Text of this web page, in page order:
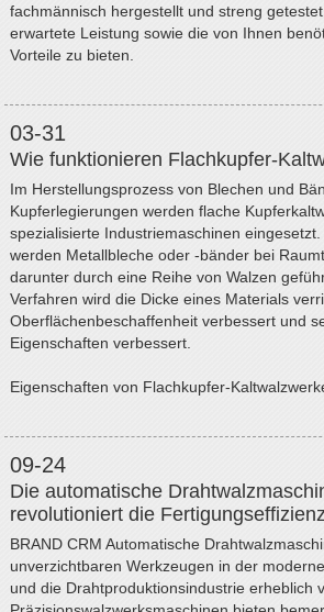
fachmännisch hergestellt und streng
erwartete Leistung sowie die von Ihnen
Vorteile zu bieten.
03-31
Wie funktionieren Flachkupfer-
Im Herstellungsprozess von Blechen und
Kupferlegierungen werden flache
spezialisierte Industriemaschinen
werden Metallbleche oder -bänder bei
darunter durch eine Reihe von Walzen
Verfahren wird die Dicke eines Materials
Oberflächenbeschaffenheit verbessert und
Eigenschaften verbessert.
Eigenschaften von Flachkupfer-
09-24
Die automatische
revolutioniert die
BRAND CRM Automatische
unverzichtbaren Werkzeugen in der
und die Drahtproduktionsindustrie erheblich